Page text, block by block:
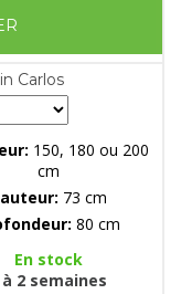
Carlos
150, 180 ou 200
cm
73 cm
80 cm
En stock
à 2 semaines